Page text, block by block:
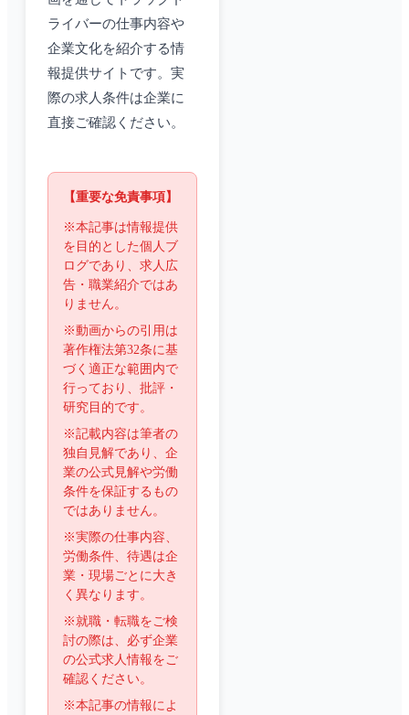
ライバーの仕事内容や
企業文化を紹介する情
報提供サイトです。実
際の求人条件は企業に
直接ご確認ください。
【重要な免責事項】
※本記事は情報提供
を目的とした個人ブ
ログであり、求人広
告・職業紹介ではあ
りません。
※動画からの引用は
著作権法第32条に基
づく適正な範囲内で
行っており、批評・
研究目的です。
※記載内容は筆者の
独自見解であり、企
業の公式見解や労働
条件を保証するもの
ではありません。
※実際の仕事内容、
労働条件、待遇は企
業・現場ごとに大き
く異なります。
※就職・転職をご検
討の際は、必ず企業
の公式求人情報をご
確認ください。
※本記事の情報によ